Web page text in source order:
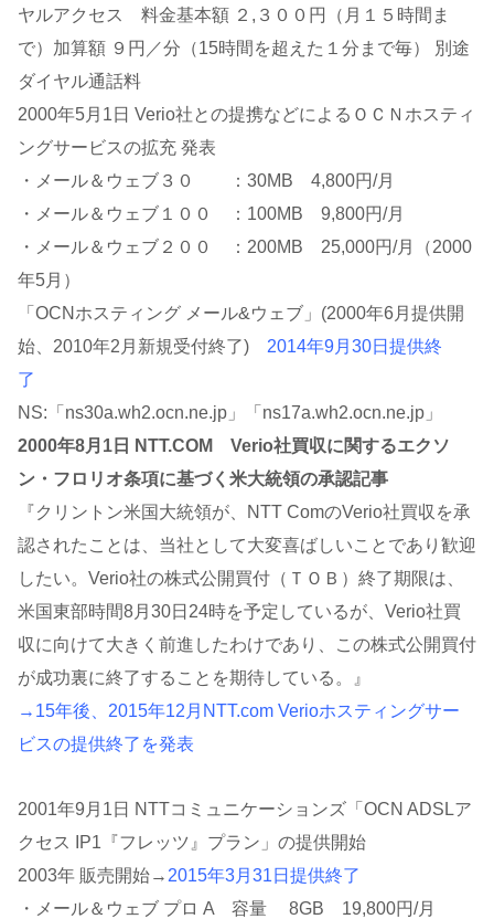
ヤルアクセス 料金基本額 ２,３００円（月１５時間ま
で）加算額 ９円／分（15時間を超えた１分まで毎） 別途
ダイヤル通話料
2000年5月1日 Verio社との提携などによるＯＣＮホスティ
ングサービスの拡充 発表
・メール＆ウェブ３０ ：30MB 4,800円/月
・メール＆ウェブ１００ ：100MB 9,800円/月
・メール＆ウェブ２００ ：200MB 25,000円/月（2000
年5月）
「OCNホスティング メール&ウェブ」(2000年6月提供開
始、2010年2月新規受付終了) 2014年9月30日提供終
了
NS:「ns30a.wh2.ocn.ne.jp」「ns17a.wh2.ocn.ne.jp」
2000年8月1日 NTT.COM Verio社買収に関するエクソ
ン・フロリオ条項に基づく米大統領の承認記事
『クリントン米国大統領が、NTT ComのVerio社買収を承
認されたことは、当社として大変喜ばしいことであり歓迎
したい。Verio社の株式公開買付（ＴＯＢ）終了期限は、
米国東部時間8月30日24時を予定しているが、Verio社買
収に向けて大きく前進したわけであり、この株式公開買付
が成功裏に終了することを期待している。』
→15年後、2015年12月NTT.com Verioホスティングサー
ビスの提供終了を発表
2001年9月1日 NTTコミュニケーションズ「OCN ADSLア
クセス IP1『フレッツ』プラン」の提供開始
2003年 販売開始→ 2015年3月31日提供終了
・メール＆ウェブ プロ A 容量 8GB 19,800円/月